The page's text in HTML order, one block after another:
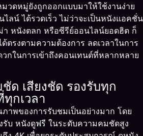
วดหมู่ยังถูกออกแบบมาให้ใช้งานง่าย
ลน์ ได้รวดเร็ว ไม่ว่าจะเป็นหนังแอคชั่น
หนังตลก หรือซีรีย์ออนไลน์ยอดฮิต ก็
ตรงตามความต้องการ ลดเวลาในการ
กในการเข้าถึงคอนเทนต์ที่หลากหลาย
ด เสียงชัด รองรับทุก
กเวลา
าพของการรับชมเป็นอย่างมาก โดย
บ หนังดูฟรี ในระดับความคมชัดสูง